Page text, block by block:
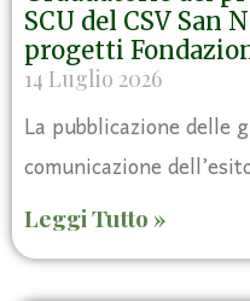
SCU del CSV San
progetti
14 Luglio 2026
La pubblicazione delle
comunicazione
Leggi Tutto »